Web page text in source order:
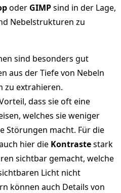
oder GIMPsind in der Lage,
Nebelstrukturen zu
sind besonders gut
aus der Tiefe von Nebeln
zu extrahieren.
dass sie oft eine
welches sie weniger
Störungen macht. Für die
hier die Kontrastestark
sichtbar gemacht, welche
Licht nicht
können auch Details von